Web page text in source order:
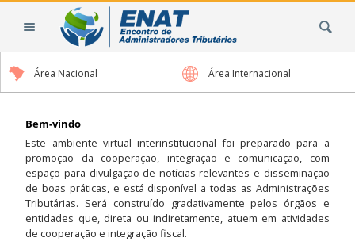
Área Nacional Área Internacional
Bem-vindo
Este ambiente virtual interinstitucional foi preparado para a
promoção da cooperação, integração e comunicação, com
espaço para divulgação de notícias relevantes e disseminação
de boas práticas, e está disponível a todas as Administrações
Tributárias. Será construído gradativamente pelos órgãos e
entidades que, direta ou indiretamente, atuem em atividades
de cooperação e integração fiscal.